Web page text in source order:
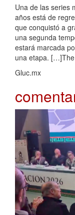
Una de las series
años está de
que conquistó a
una segunda
estará marcada
una etapa.
Gluc.mx